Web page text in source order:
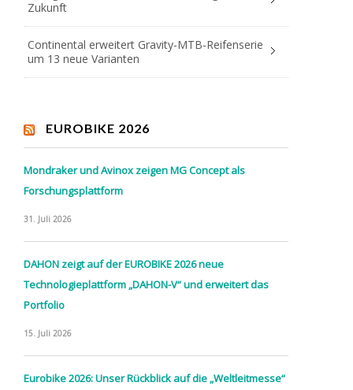
Zukunft
Continental erweitert Gravity-MTB-Reifenserie
um 13 neue Varianten
EUROBIKE 2026
Mondraker und Avinox zeigen MG Concept als
Forschungsplattform
31. Juli 2026
DAHON zeigt auf der EUROBIKE 2026 neue
Technologieplattform „DAHON-V“ und erweitert das
Portfolio
15. Juli 2026
Eurobike 2026: Unser Rückblick auf die „Weltleitmesse“